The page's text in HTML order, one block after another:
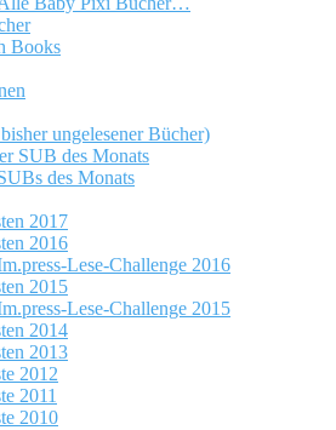
Books
ungelesener Bücher)
SUB des Monats
des Monats
2017
2016
Lese-Challenge 2016
2015
Lese-Challenge 2015
2014
2013
2012
2011
2010